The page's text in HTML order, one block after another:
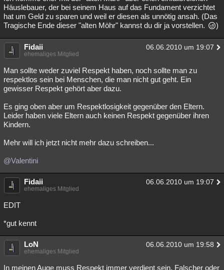
Häuslebauer, der bei seinem Haus auf das Fundament verzichtet
hat um Geld zu sparen und weil er diesen als unnötig ansah. (Das
Tragische Ende dieser "alten Möhr" kannst du dir ja vorstellen.
)
Fidaii 06.06.2010 um 19:07
ehemaliges Mitglied
Man sollte weder zuviel Respekt haben, noch sollte man zu
respektlos sein bei Menschen, die man nicht gut geht. Ein
gewisser Respekt gehört aber dazu.
Es ging oben aber um Respektlosigkeit gegenüber den Eltern.
Leider haben viele Eltern auch keinen Respekt gegenüber ihren
Kindern.
Mehr will ich jetzt nicht mehr dazu schreiben...
@Valentini
Fidaii 06.06.2010 um 19:07
ehemaliges Mitglied
EDIT
*gut kennt
LoN 06.06.2010 um 19:58
ehemaliges Mitglied
In meinen Auge muss Respekt immer verdient sein. Falscher oder